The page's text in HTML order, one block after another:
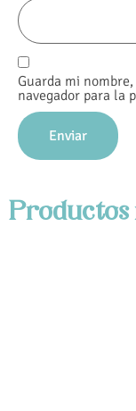
Guarda mi
navegador para la
Productos